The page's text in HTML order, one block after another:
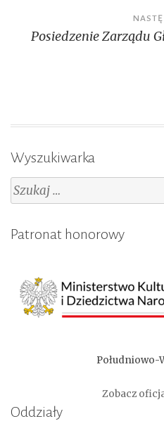
Posiedzenie Zarządu
Wyszukiwarka
Szukaj:
Patronat honorowy
Południowo-
Zobacz
Oddziały